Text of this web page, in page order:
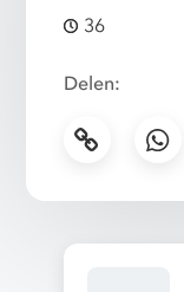
36
Delen: